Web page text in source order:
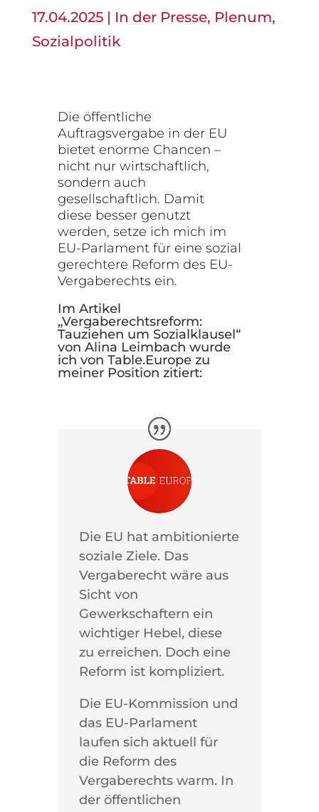
17.04.2025| In der Presse, Plenum,
Sozialpolitik
Die öffentliche
Auftragsvergabe in der EU
bietet enorme Chancen –
nicht nur wirtschaftlich,
sondern auch
gesellschaftlich. Damit
diese besser genutzt
werden, setze ich mich im
EU-Parlament für eine sozial
gerechtere Reform des EU-
Vergaberechts ein.
Im Artikel
„Vergaberechtsreform:
Tauziehen um Sozialklausel“
von Alina Leimbach wurde
ich von Table.Europe zu
meiner Position zitiert:
Die EU hat ambitionierte
soziale Ziele. Das
Vergaberecht wäre aus
Sicht von
Gewerkschaftern ein
wichtiger Hebel, diese
zu erreichen. Doch eine
Reform ist kompliziert.
Die EU-Kommission und
das EU-Parlament
laufen sich aktuell für
die Reform des
Vergaberechts warm. In
der öffentlichen